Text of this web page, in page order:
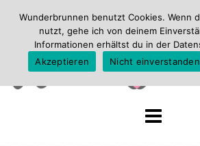
Wunderbrunnen benutzt Cookies. Wenn
nutzt, gehe ich von deinem
Informationen erhältst du in der
Akzeptieren
Nicht einverstanden